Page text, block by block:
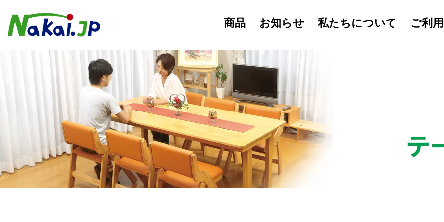
商品 お知らせ 私たちについて ご利